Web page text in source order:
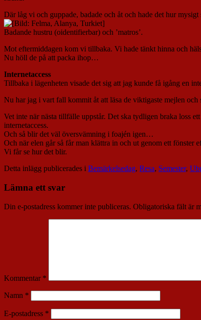
Där låg vi och guppade, badade och åt och hade det hur mysigt
Badande hustru (oidentifierbar) och ’matros’.
Mot eftermiddagen kom vi tillbaka. Vi hade tänkt hinna och
Nu höll de på att packa ihop…
Internetaccess
Tillbaka i lägenheten visade det sig att jag kunde få igång en
Nu har jag i vart fall kommit åt att läsa de viktigaste mejlen och
Vet inte när nästa tillfälle uppstår. Det ska tydligen braka loss
internetaccess.
Och så blir det väl översvämning i foajén igen…
Och när elen går så får man klättra in och ut genom ett fönster
Vi får se hur det blir.
Detta inlägg publicerades i Bemärkelsedag, Resa, Semester,
Lämna ett svar
Din e-postadress kommer inte publiceras. Obligatoriska fält är
Kommentar *
Namn *
E-postadress *